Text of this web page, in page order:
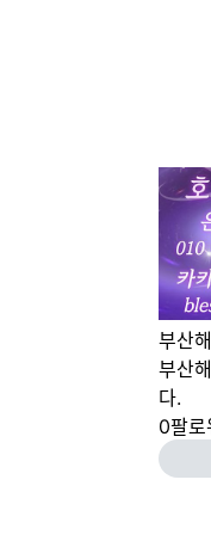
부산
부산
다.
0팔로